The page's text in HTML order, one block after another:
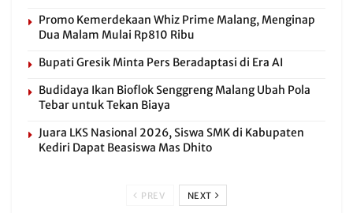
Promo Kemerdekaan Whiz Prime Malang, Menginap
Dua Malam Mulai Rp810 Ribu
Bupati Gresik Minta Pers Beradaptasi di Era AI
Budidaya Ikan Bioflok Senggreng Malang Ubah Pola
Tebar untuk Tekan Biaya
Juara LKS Nasional 2026, Siswa SMK di Kabupaten
Kediri Dapat Beasiswa Mas Dhito
PREV NEXT